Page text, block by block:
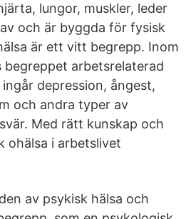
lungor, muskler, leder
och är byggda för fysisk
är ett vitt begrepp. Inom
begreppet arbetsrelaterad
depression, ångest,
och andra typer av
Med rätt kunskap och
ohälsa i arbetslivet
av psykisk hälsa och